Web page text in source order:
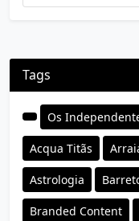
Tags
Os
Acqua Titãs
Astrologia
Branded Content